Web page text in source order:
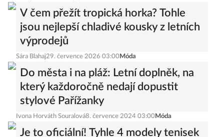
V čem přežít tropická horka? Tohle
jsou nejlepší chladivé kousky z letních
výprodejů
Sára Blahaj29. července 2026 03:00 Móda
Do města i na pláž: Letní doplněk, na
který každoročně nedají dopustit
stylové Pařížanky
Ivona Horváth Souralová8. července 2024 03:00 Móda
Je to oficiální! Tyhle 4 modely tenisek